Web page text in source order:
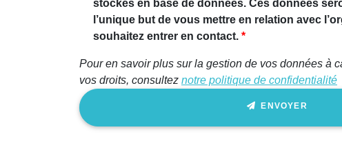
stockés en base de données. Ces données
l’unique but de vous mettre en relation avec
souhaitez entrer en contact.
Pour en savoir plus sur la gestion de vos données à
vos droits, consultez notre politique de confidentialité
ENVOYER